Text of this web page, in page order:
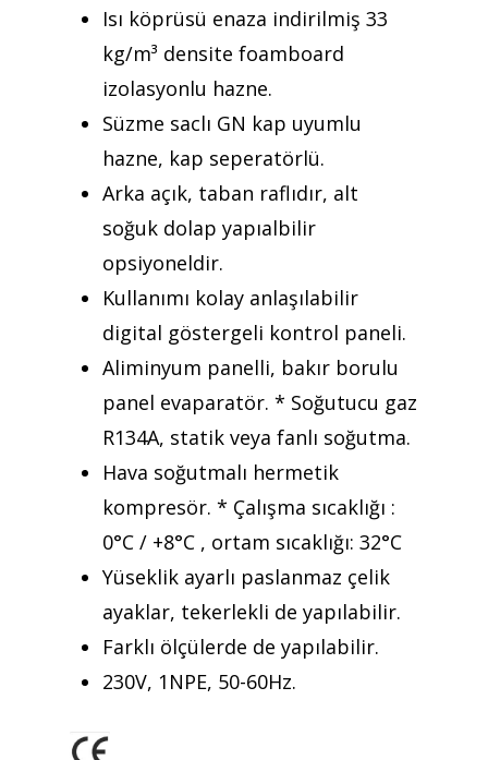
Isı köprüsü enaza indirilmiş 33
kg/m³ densite foamboard
izolasyonlu hazne.
Süzme saclı GN kap uyumlu
hazne, kap seperatörlü.
Arka açık, taban raflıdır, alt
soğuk dolap yapıalbilir
opsiyoneldir.
Kullanımı kolay anlaşılabilir
digital göstergeli kontrol paneli.
Aliminyum panelli, bakır borulu
panel evaparatör. * Soğutucu gaz
R134A, statik veya fanlı soğutma.
Hava soğutmalı hermetik
kompresör. * Çalışma sıcaklığı :
0°C / +8°C , ortam sıcaklığı: 32°C
Yüseklik ayarlı paslanmaz çelik
ayaklar, tekerlekli de yapılabilir.
Farklı ölçülerde de yapılabilir.
230V, 1NPE, 50-60Hz.